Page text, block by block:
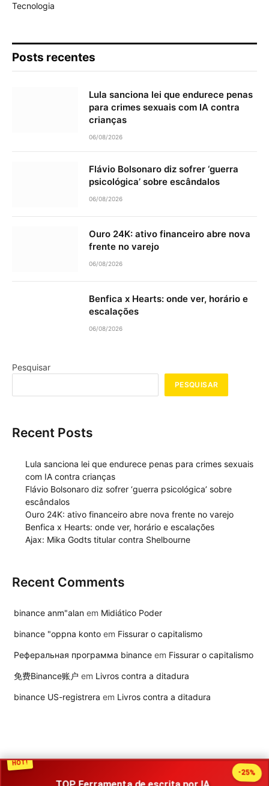
HOT!
-25%
Tecnologia
Posts recentes
Lula sanciona lei que endurece penas
para crimes sexuais com IA contra
crianças
06/08/2026
Flávio Bolsonaro diz sofrer ‘guerra
psicológica’ sobre escândalos
06/08/2026
Ouro 24K: ativo financeiro abre nova
frente no varejo
06/08/2026
Benfica x Hearts: onde ver, horário e
escalações
06/08/2026
Pesquisar
PESQUISAR
Recent Posts
Lula sanciona lei que endurece penas para crimes sexuais
com IA contra crianças
Flávio Bolsonaro diz sofrer ‘guerra psicológica’ sobre
escândalos
Ouro 24K: ativo financeiro abre nova frente no varejo
Benfica x Hearts: onde ver, horário e escalações
Ajax: Mika Godts titular contra Shelbourne
Recent Comments
binance anm"alan em Midiático Poder
binance "oppna konto em Fissurar o capitalismo
Реферальная программа binance em Fissurar o capitalismo
免费Binance账户 em Livros contra a ditadura
binance US-registrera em Livros contra a ditadura